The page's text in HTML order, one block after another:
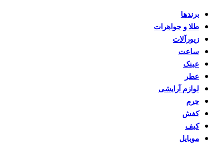
برندها
طلا و جواهرات
زیورآلات
ساعت
عینک
عطر
لوازم آرایشی
چرم
کفش
کیف
موبایل